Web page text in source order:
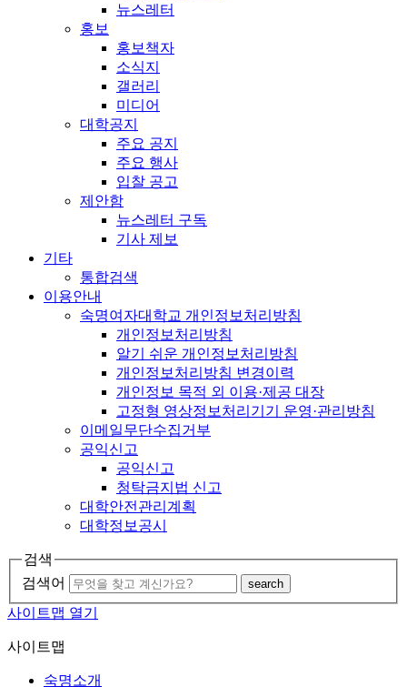
뉴스레터
홍보
홍보책자
소식지
갤러리
미디어
대학공지
주요 공지
주요 행사
입찰 공고
제안함
뉴스레터 구독
기사 제보
기타
통합검색
이용안내
숙명여자대학교 개인정보처리방침
개인정보처리방침
알기 쉬운 개인정보처리방침
개인정보처리방침 변경이력
개인정보 목적 외 이용·제공 대장
고정형 영상정보처리기기 운영·관리방침
이메일무단수집거부
공익신고
공익신고
청탁금지법 신고
대학안전관리계획
대학정보공시
검색
검색어
search
사이트맵 열기
사이트맵
숙명소개